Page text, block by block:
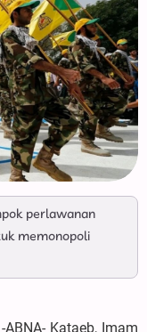
perlawanan
memonopoli
-ABNA- Kataeb, Imam